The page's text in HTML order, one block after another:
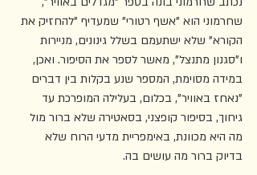
שחרמוני הוא "אשף רטורי" שמעדיף "להחזיק את
הקורא" שלא ישתעמם בשלל גינונים, מניירות
ו"סגנון מתנצל", מאשר לספר את הסיפור. ואכן,
במידה מסוימת, המספר שנע בקלות בין דברים
"נאחז באוויר", בכלום, בעלילה המופרכת עד
גיחוך, בסיפור קופצני, בסאטירה שלא ברור מול
מה היא מכוונת, באימפריית מדעי הרוח שלא
בדיוק ברור מה עושים בה.